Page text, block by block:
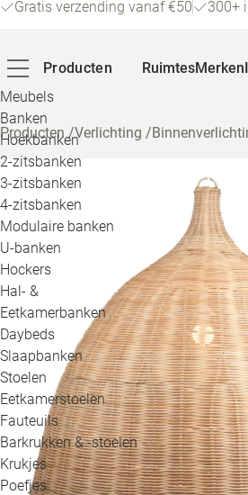
Gratis verzending vanaf €50 300+
Producten
Meubels
Banken
Hoekbanken
2-zitsbanken
3-zitsbanken
4-zitsbanken
Modulaire banken
U-banken
Hockers
Hal- &
Eetkamerbanken
Daybeds
Slaapbanken
Stoelen
Eetkamerstoelen
Fauteuils
Barkrukken & -stoelen
Krukjes
Poefjes
RuimtesMerken
Producten/Verlichting /